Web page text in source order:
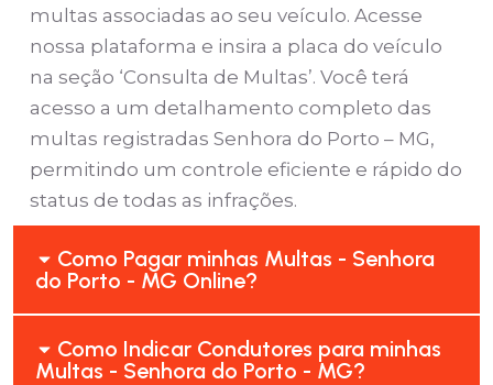
multas associadas ao seu veículo. Acesse
nossa plataforma e insira a placa do veículo
na seção ‘Consulta de Multas’. Você terá
acesso a um detalhamento completo das
multas registradas Senhora do Porto – MG,
permitindo um controle eficiente e rápido do
status de todas as infrações.
Como Pagar minhas Multas - Senhora
do Porto - MG Online?
Como Indicar Condutores para minhas
Multas - Senhora do Porto - MG?